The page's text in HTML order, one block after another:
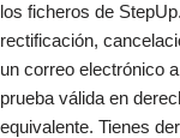
los ficheros de
rectificación,
un correo electrónico
prueba válida en
equivalente. Tienes